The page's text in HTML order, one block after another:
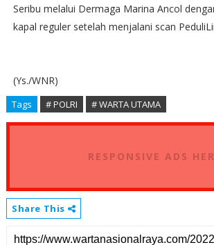
Seribu melalui Dermaga Marina Ancol
kapal reguler setelah menjalani scan
(Ys./WNR)
Tags # POLRI # WARTA UTAMA
RESPONSIVE ADS
Share This